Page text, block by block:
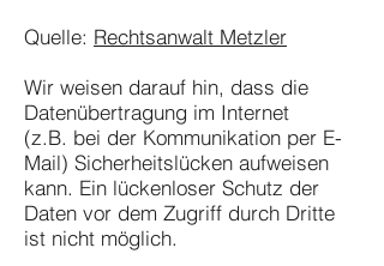
Quelle: Rechtsanwalt Metzler
Wir weisen darauf hin, dass die
Datenübertragung im Internet
(z.B. bei der Kommunikation per E-
Mail) Sicherheitslücken aufweisen
kann. Ein lückenloser Schutz der
Daten vor dem Zugriff durch Dritte
ist nicht möglich.